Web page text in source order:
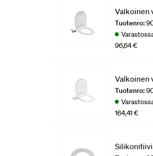
Valkoinen
Tuotenro:
96,64 €
Valkoinen
Tuotenro:
164,41 €